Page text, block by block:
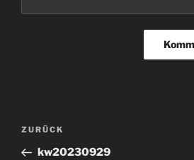
Beitragsnavigation
Vorheriger
Beitrag
ZURÜCK
kw20230929